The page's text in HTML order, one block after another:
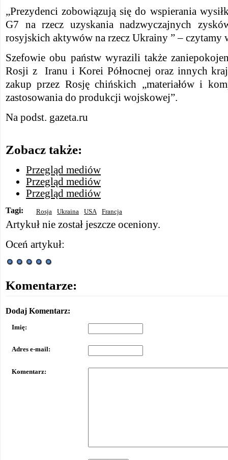
„Prezydenci zobowiązują się do wspierania
G7 na rzecz uzyskania nadzwyczajnych
rosyjskich aktywów na rzecz Ukrainy ” – czytamy
Szefowie obu państw wyrazili także
Rosji z Iranu i Korei Północnej oraz innych
zakup przez Rosję chińskich „materiałów i
zastosowania do produkcji wojskowej”.
Na podst. gazeta.ru
Zobacz także:
Przegląd mediów
Przegląd mediów
Przegląd mediów
Tagi: Rosja Ukraina USA Francja
Artykuł nie został jeszcze oceniony.
Oceń artykuł:
Komentarze:
Dodaj Komentarz:
Imię:
Adres e-mail:
Komentarz: